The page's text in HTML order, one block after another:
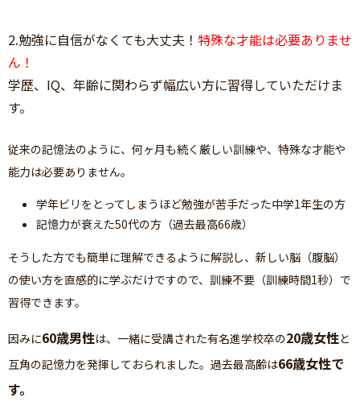
2.勉強に自信がなくても大丈夫！ 特殊な才能は必要ありませ
ん！
学歴、IQ、年齢に関わらず幅広い方に習得していただけま
す。
従来の記憶法のように、何ヶ月も続く厳しい訓練や、特殊な才能や
能力は必要ありません。
学年ビリをとってしまうほど勉強が苦手だった中学1年生の方
記憶力が衰えた50代の方（過去最高66歳）
そうした方でも簡単に理解できるように解説し、新しい脳（腹脳）
の使い方を直感的に学ぶだけですので、訓練不要（訓練時間1秒）で
習得できます。
因みに60歳男性は、一緒に受講された有名進学校卒の20歳女性と
互角の記憶力を発揮しておられました。過去最高齢は66歳女性で
す。